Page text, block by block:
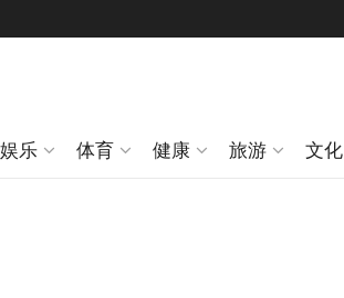
娱乐 体育 健康 旅游 文化